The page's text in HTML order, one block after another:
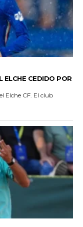
ELCHE CEDIDO POR
Elche CF. El club